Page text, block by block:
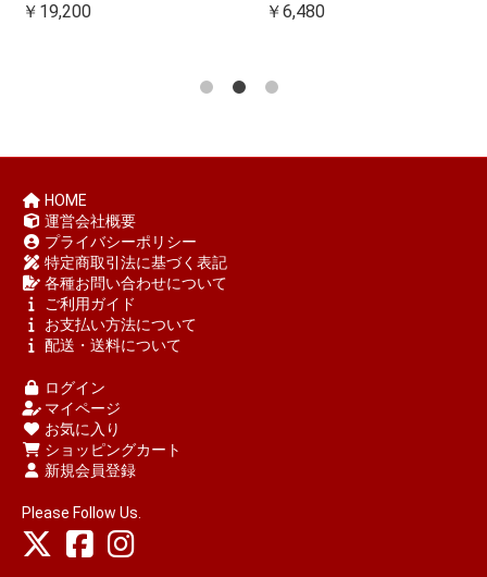
￥19,200
￥6,480
HOME
運営会社概要
プライバシーポリシー
特定商取引法に基づく表記
各種お問い合わせについて
ご利用ガイド
お支払い方法について
配送・送料について
ログイン
マイページ
お気に入り
ショッピングカート
新規会員登録
Please Follow Us.